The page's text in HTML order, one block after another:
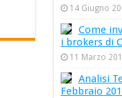
14 Giugno
Come
i brokers di
11 Marzo
Analisi
Febbraio